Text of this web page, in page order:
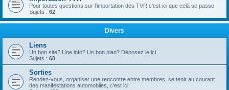
Pour toutes questions sur l'importation des TVR c'est ici que celà se passe
Sujets : 62
Divers
Liens
Un bon site? Une info? Un bon plan? Déposez le ici
Sujets : 60
Sorties
Rendez-vous, organiser une rencontre entre membres, se tenir au courant
des manifestations automobiles, c'est ici